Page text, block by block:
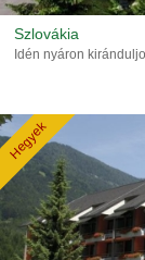
Szlovákia
Idén nyáron
Hegyek